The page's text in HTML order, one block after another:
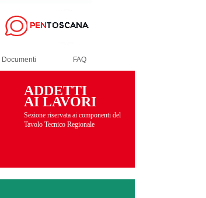
Documenti FAQ
ADDETTI
AI LAVORI
Sezione riservata ai componenti del
Tavolo Tecnico Regionale